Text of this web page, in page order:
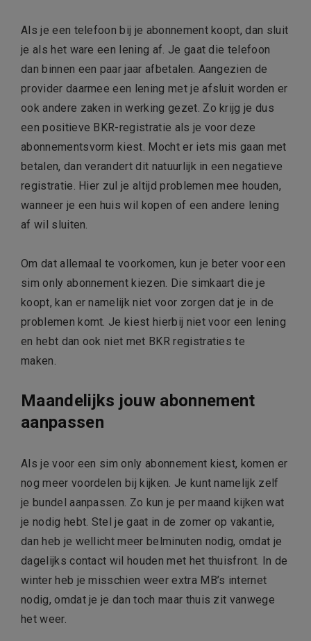
Als je een telefoon bij je abonnement koopt, dan sluit
je als het ware een lening af. Je gaat die telefoon
dan binnen een paar jaar afbetalen. Aangezien de
provider daarmee een lening met je afsluit worden er
ook andere zaken in werking gezet. Zo krijg je dus
een positieve BKR-registratie als je voor deze
abonnementsvorm kiest. Mocht er iets mis gaan met
betalen, dan verandert dit natuurlijk in een negatieve
registratie. Hier zul je altijd problemen mee houden,
wanneer je een huis wil kopen of een andere lening
af wil sluiten.
Om dat allemaal te voorkomen, kun je beter voor een
sim only abonnement kiezen. Die simkaart die je
koopt, kan er namelijk niet voor zorgen dat je in de
problemen komt. Je kiest hierbij niet voor een lening
en hebt dan ook niet met BKR registraties te
maken.
Maandelijks jouw abonnement
aanpassen
Als je voor een sim only abonnement kiest, komen er
nog meer voordelen bij kijken. Je kunt namelijk zelf
je bundel aanpassen. Zo kun je per maand kijken wat
je nodig hebt. Stel je gaat in de zomer op vakantie,
dan heb je wellicht meer belminuten nodig, omdat je
dagelijks contact wil houden met het thuisfront. In de
winter heb je misschien weer extra MB’s internet
nodig, omdat je je dan toch maar thuis zit vanwege
het weer.